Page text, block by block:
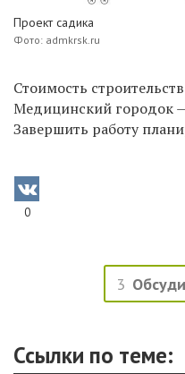
Проект садика
Фото: admkrsk.ru
Стоимость
Медицинский городок
Завершить работу
0
3
Ссылки по теме: